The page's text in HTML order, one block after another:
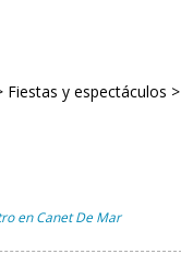
y espectáculos >
en Canet De Mar